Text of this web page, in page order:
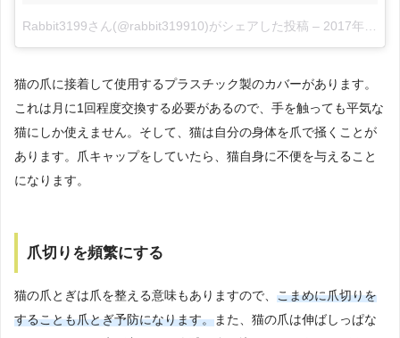
Rabbit3199さん(@rabbit319910)がシェアした投稿 – 2017年11月月9日午後7時39分PST
猫の爪に接着して使用するプラスチック製のカバーがあります。
これは月に1回程度交換する必要があるので、手を触っても平気な
猫にしか使えません。そして、猫は自分の身体を爪で掻くことが
あります。爪キャップをしていたら、猫自身に不便を与えること
になります。
爪切りを頻繁にする
猫の爪とぎは爪を整える意味もありますので、 こまめに爪切りを
することも爪とぎ予防になります。また、猫の爪は伸ばしっぱな